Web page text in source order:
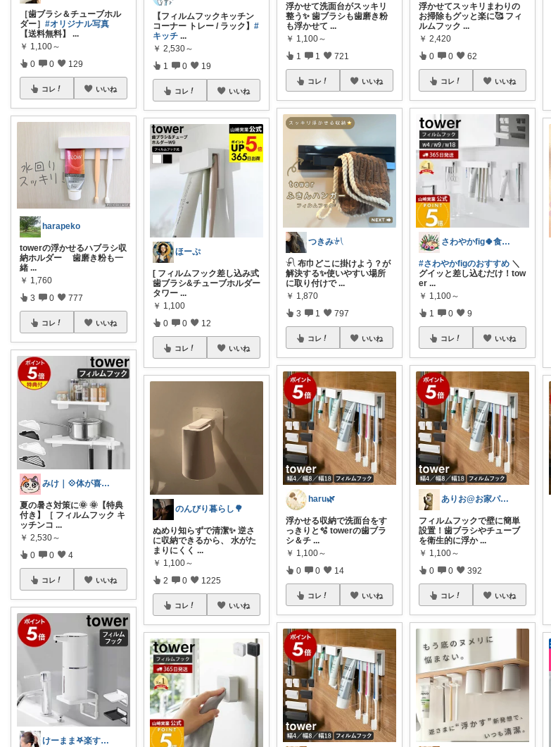
［歯ブラシ＆チューブホル
ダー］ #オリジナル写真
【送料無料】
...
￥ 1,100～
0 0 129
コレ いいね
harapeko
towerの浮かせるハブラシ収
納ホルダー 歯磨き粉も一
緒 ...
￥ 1,760
3 0 777
コレ いいね
みけ｜💠体が喜ぶもの・便利なもの
夏の暑さ対策に🌞 🌞【特典
付き】［ フィルムフック キ
ッチンコ ...
￥ 2,530～
0 0 4
コレ いいね
けーまま𖤐楽する家づくり☀︎*.｡
【フィルムフックキッチン
コーナー トレー / ラック】#
キッチ ...
￥ 2,530～
1 0 19
コレ いいね
ほーぷ
[ フィルムフック差し込み式
歯ブラシ&チューブホルダー
タワー ...
￥ 1,100
0 0 12
コレ いいね
のんびり暮らし🌳
ぬめり知らずで清潔✨ 逆さ
に収納できるから、 水がた
まりにくく ...
￥ 1,100～
2 0 1225
コレ いいね
浮かせて洗面台がスッキリ
整う✨ 歯ブラシも歯磨き粉
も浮かせて ...
￥ 1,100～
1 1 721
コレ いいね
つきみ𓍯
𓍯 布巾どこに掛けよう？が
解決する✨使いやすい場所
に取り付けで ...
￥ 1,870
3 1 797
コレ いいね
haru🌿
浮かせる収納で洗面台をす
っきりと🫧 towerの歯ブラ
シ＆チ ...
￥ 1,100～
0 0 14
コレ いいね
浮かせてスッキリまわりの
お掃除もグッと楽に🥰 フィ
ルムフック ...
￥ 2,420
0 0 62
コレ いいね
さわやかfig🍀食と暮らしを楽しむ
#さわやかfigのおすすめ ＼
グイッと差し込むだけ！tow
er ...
￥ 1,100～
1 0 9
コレ いいね
ありお@お家パスタ x 楽天ROOM
フィルムフックで壁に簡単
設置！歯ブラシやチューブ
を衛生的に浮か ...
￥ 1,100～
0 0 392
コレ いいね